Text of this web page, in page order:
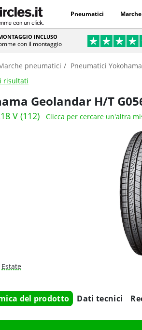
Pneumatici Marche
INCLUSO
con il montaggio
pneumatici Pneumatici Yokohama
risultati
Geolandar H/T
V (112) Clicca per cercare un'altra
Estate
del prodotto Dati tecnici